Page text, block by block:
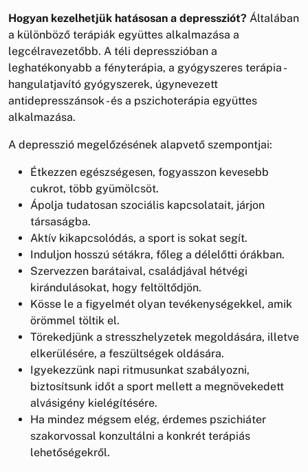
Hogyan kezelhetjük hatásosan a depressziót? Általában
a különböző terápiák együttes alkalmazása a
legcélravezetőbb. A téli depresszióban a
leghatékonyabb a fényterápia, a gyógyszeres terápia -
hangulatjavító gyógyszerek, úgynevezett
antidepresszánsok - és a pszichoterápia együttes
alkalmazása.
A depresszió megelőzésének alapvető szempontjai:
Étkezzen egészségesen, fogyasszon kevesebb
cukrot, több gyümölcsöt.
Ápolja tudatosan szociális kapcsolatait, járjon
társaságba.
Aktív kikapcsolódás, a sport is sokat segít.
Induljon hosszú sétákra, főleg a délelőtti órákban.
Szervezzen barátaival, családjával hétvégi
kirándulásokat, hogy feltöltődjön.
Kösse le a figyelmét olyan tevékenységekkel, amik
örömmel töltik el.
Törekedjünk a stresszhelyzetek megoldására, illetve
elkerülésére, a feszültségek oldására.
Igyekezzünk napi ritmusunkat szabályozni,
biztosítsunk időt a sport mellett a megnövekedett
alvásigény kielégítésére.
Ha mindez mégsem elég, érdemes pszichiáter
szakorvossal konzultálni a konkrét terápiás
lehetőségekről.